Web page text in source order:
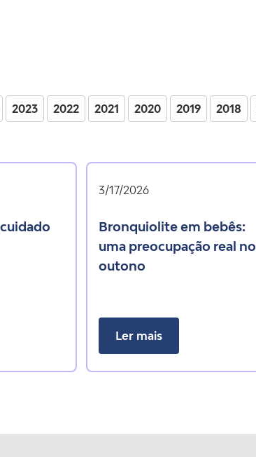
2023 2022 2021 2020 2019 2018
3/17/2026
bronquiolite em bebês:
uma preocupação real no
outono
Ler mais